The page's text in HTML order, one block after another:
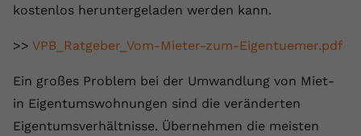
kostenlos heruntergeladen werden kann.
>> VPB_Ratgeber_Vom-Mieter-zum-Eigentuemer.pdf
Ein großes Problem bei der Umwandlung von Miet-
in Eigentumswohnungen sind die veränderten
Eigentumsverhältnisse. Übernehmen die meisten
Name fe_typo_user
Anbieter VPB.de
Laufzeit Session
Zweck
Dieses Cookie wird verwendet, um die
Speicherung von
Tracking-Informationen zu sammeln,
Einbetten von Videos auf der Website
setzt.